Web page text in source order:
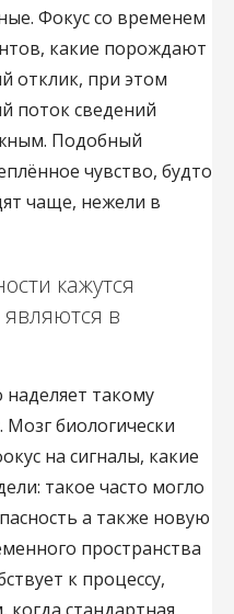
Фокус со временем
какие порождают
отклик, при этом
поток сведений
Подобный
чувство, будто
чаще, нежели в
кажутся
в
такому
биологически
на сигналы, какие
такое часто могло
а также новую
пространства
к процессу,
стандартная